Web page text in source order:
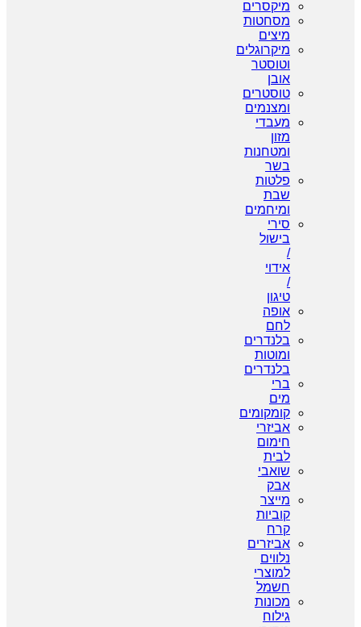
מיקסרים
מסחטות
מיצים
מיקרוגלים
וטוסטר
אובן
טוסטרים
ומצנמים
מעבדי
מזון
ומטחנות
בשר
פלטות
שבת
ומיחמים
סירי
בישול
/
אידוי
/
טיגון
אופה
לחם
בלנדרים
ומוטות
בלנדרים
ברי
מים
קומקומים
אביזרי
חימום
לבית
שואבי
אבק
מייצר
קוביות
קרח
אביזרים
נלווים
למוצרי
חשמל
מכונות
גילוח